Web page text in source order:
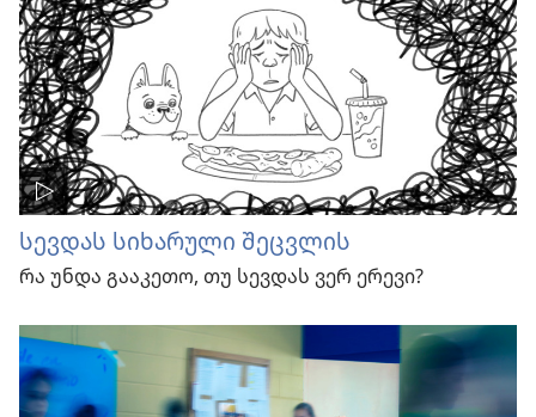
სევდას სიხარული შეცვლის
რა უნდა გააკეთო, თუ სევდას ვერ ერევი?